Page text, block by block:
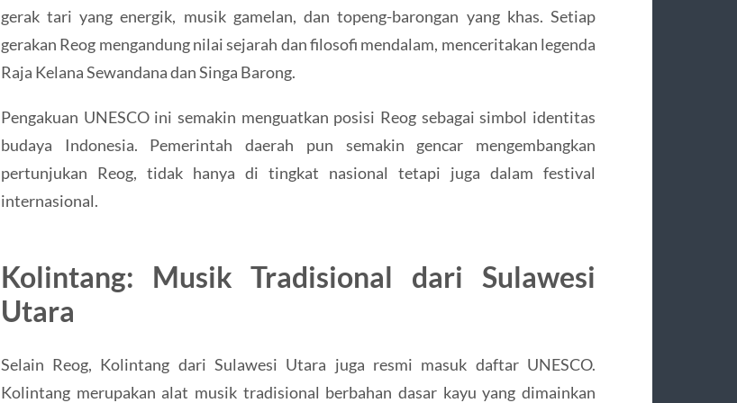
gerak tari yang energik, musik gamelan, dan topeng-barongan yang khas. Setiap
gerakan Reog mengandung nilai sejarah dan filosofi mendalam, menceritakan legenda
Raja Kelana Sewandana dan Singa Barong.
Pengakuan UNESCO ini semakin menguatkan posisi Reog sebagai simbol identitas
budaya Indonesia. Pemerintah daerah pun semakin gencar mengembangkan
pertunjukan Reog, tidak hanya di tingkat nasional tetapi juga dalam festival
internasional.
Kolintang: Musik Tradisional dari Sulawesi
Utara
Selain Reog, Kolintang dari Sulawesi Utara juga resmi masuk daftar UNESCO.
Kolintang merupakan alat musik tradisional berbahan dasar kayu yang dimainkan